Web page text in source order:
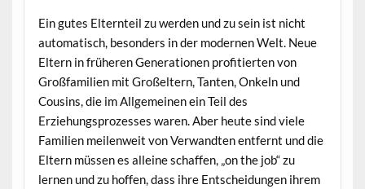
Ein gutes Elternteil zu werden und zu sein ist nicht
automatisch, besonders in der modernen Welt. Neue
Eltern in früheren Generationen profitierten von
Großfamilien mit Großeltern, Tanten, Onkeln und
Cousins, die im Allgemeinen ein Teil des
Erziehungsprozesses waren. Aber heute sind viele
Familien meilenweit von Verwandten entfernt und die
Eltern müssen es alleine schaffen, „on the job“ zu
lernen und zu hoffen, dass ihre Entscheidungen ihrem